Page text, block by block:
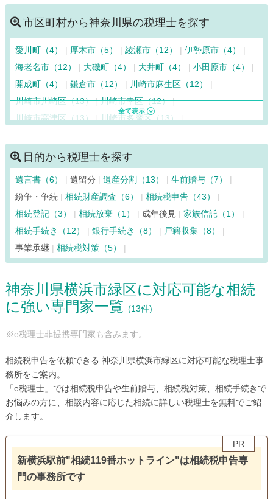
市区町村から神奈川県の税理士を探す
愛川町（4） 厚木市（5） 綾瀬市（12）
伊勢原市（4）
海老名市（12）
大磯町（4） 大井町（4）
小田原市（4）
開成町（4）
鎌倉市（12）
川崎市麻生区（12）
川崎市川崎区（13） 川崎市幸区（12）
川崎市高津区（13）
川崎市多摩区（13）
相模原市中央区（13）
相模原市緑区（11）
相模原市南区（12） 寒川町（4） 座間市（12）
逗子市（12）
茅ヶ崎市（4） 中井町（4）
二宮町（4）
箱根町（4）
秦野市（4） 葉山町（12）
平塚市（4）
藤沢市（4）
松田町（4） 真鶴町（4） 三浦市（12）
南足柄市（4）
山北町（4） 大和市（11） 湯河原町（4）
横須賀市（12） 横浜市青葉区（13）
横浜市神奈川区（14） 横浜市金沢区（13）
横浜市港南区（13） 横浜市港北区（13）
横浜市都筑区（13） 横浜市鶴見区（13）
横浜市戸塚区（14）
横浜市中区（14） 横浜市西区（14）
横浜市保土ケ谷区（13）
横浜市南区（13）
目的から税理士を探す
遺言書（6） 遺留分 遺産分割（13）
生前贈与（7）
紛争・争続
相続財産調査（6）
相続税申告（43）
相続登記（3）
相続放棄（1） 成年後見
家族信託（1）
相続手続き（12）
銀行手続き（8）
戸籍収集（8）
事業承継
相続税対策（5）
神奈川県横浜市緑区に対応可能な相続
に強い専門家一覧 (13件)
※e税理士非提携専門家も含みます。
相続税申告を依頼できる 神奈川県横浜市緑区に対応可能な税理士事
務所をご案内。
「e税理士」では相続税申告や生前贈与、相続税対策、相続手続きで
お悩みの方に、相談内容に応じた相続に詳しい税理士を無料でご紹
介します。
PR
新横浜駅前"相続119番ホットライン"は相続税申告専
門の事務所です